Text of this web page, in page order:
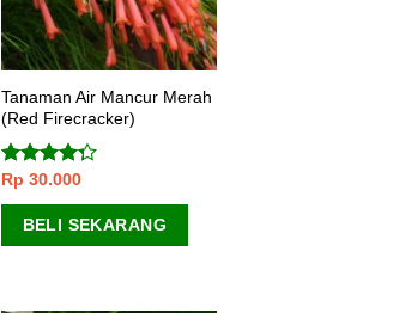
Tanaman Air Mancur Merah
(Red Firecracker)
Dinilai
4.00dari
Rp 30.000
BELI SEKARANG